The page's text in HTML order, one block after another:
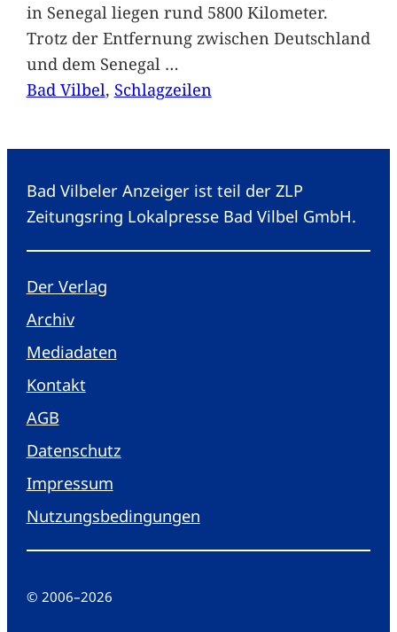
in Senegal liegen rund 5800 Kilometer.
Trotz der Entfernung zwischen Deutschland
und dem Senegal …
Bad Vilbel, Schlagzeilen
Bad Vilbeler Anzeiger ist teil der ZLP
Zeitungsring Lokalpresse Bad Vilbel GmbH.
Der Verlag
Archiv
Mediadaten
Kontakt
AGB
Datenschutz
Impressum
Nutzungsbedingungen
© 2006–2026